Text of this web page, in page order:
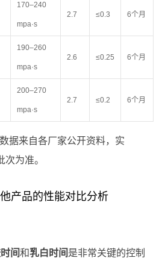
170–240
mpa·s
2.7 ≤0.3 6个月
190–260
mpa·s
2.6 ≤0.25 6个月
200–270
mpa·s
2.7 ≤0.2 6个月
据来自各厂家公开资料，实
次为准。
产品的性能对比分析
间和乳白时间 是非常关键的控制